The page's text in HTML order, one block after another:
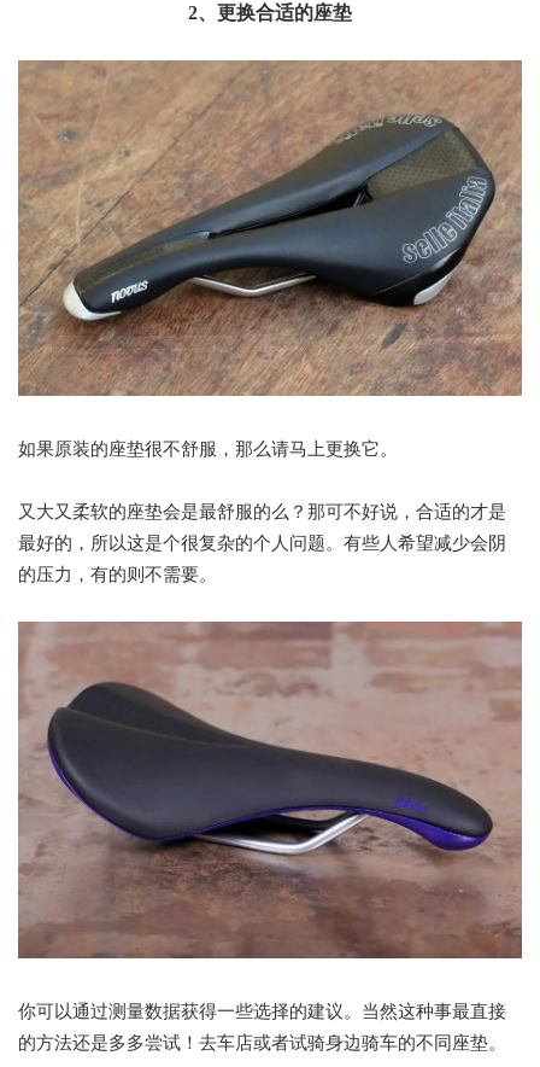
2、更换合适的座垫
如果原装的座垫很不舒服，那么请马上更换它。
又大又柔软的座垫会是最舒服的么？那可不好说，合适的才是
最好的，所以这是个很复杂的个人问题。有些人希望减少会阴
的压力，有的则不需要。
你可以通过测量数据获得一些选择的建议。当然这种事最直接
的方法还是多多尝试！去车店或者试骑身边骑车的不同座垫。